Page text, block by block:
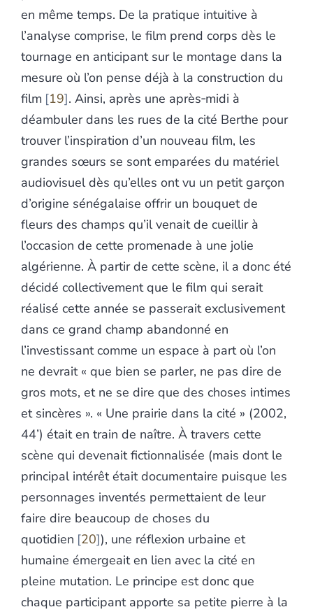
en même temps. De la pratique intuitive à
l’analyse comprise, le film prend corps dès le
tournage en anticipant sur le montage dans la
mesure où l’on pense déjà à la construction du
film 19 . Ainsi, après une après‑midi à
déambuler dans les rues de la cité Berthe pour
trouver l’inspiration d’un nouveau film, les
grandes sœurs se sont emparées du matériel
audiovisuel dès qu’elles ont vu un petit garçon
d’origine sénégalaise offrir un bouquet de
fleurs des champs qu’il venait de cueillir à
l’occasion de cette promenade à une jolie
algérienne. À partir de cette scène, il a donc été
décidé collectivement que le film qui serait
réalisé cette année se passerait exclusivement
dans ce grand champ abandonné en
l’investissant comme un espace à part où l’on
ne devrait « que bien se parler, ne pas dire de
gros mots, et ne se dire que des choses intimes
et sincères ». « Une prairie dans la cité » (2002,
44’) était en train de naître. À travers cette
scène qui devenait fictionnalisée (mais dont le
principal intérêt était documentaire puisque les
personnages inventés permettaient de leur
faire dire beaucoup de choses du
quotidien 20 ), une réflexion urbaine et
humaine émergeait en lien avec la cité en
pleine mutation. Le principe est donc que
chaque participant apporte sa petite pierre à la